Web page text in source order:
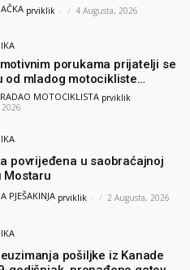
prviklik - 4 Augusta, 2026
porukama prijatelji se
od mladog motocikliste
MOTOCIKLISTA prviklik -
povrijeđena u saobraćajnoj
Mostaru
PJEŠAKINJA prviklik - 2 Augusta, 2026
pošiljke iz Kanade